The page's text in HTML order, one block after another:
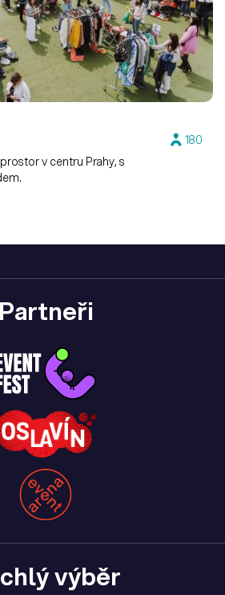
180
v centru Prahy, s
Partneři
výběr